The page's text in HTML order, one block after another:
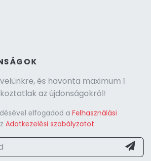
és havonta maximum 1
az újdonságokról!
elfogadod a Felhasználási
Adatkezelési szabályzatot.